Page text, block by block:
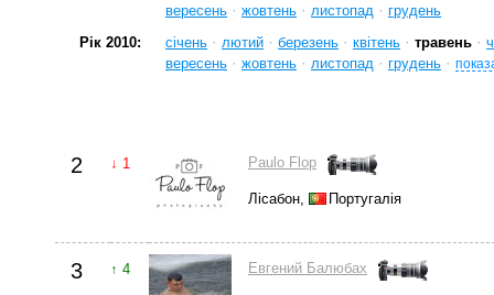
вересень · жовтень · листопад · грудень
Рік 2010:
січень · лютий · березень · квітень · травень ·
вересень · жовтень · листопад · грудень ·
2 ↓ 1 Paulo Flop
Лісабон, Португалія
3 ↑ 4 Евгений Балюбах